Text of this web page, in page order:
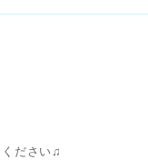
ださい♫